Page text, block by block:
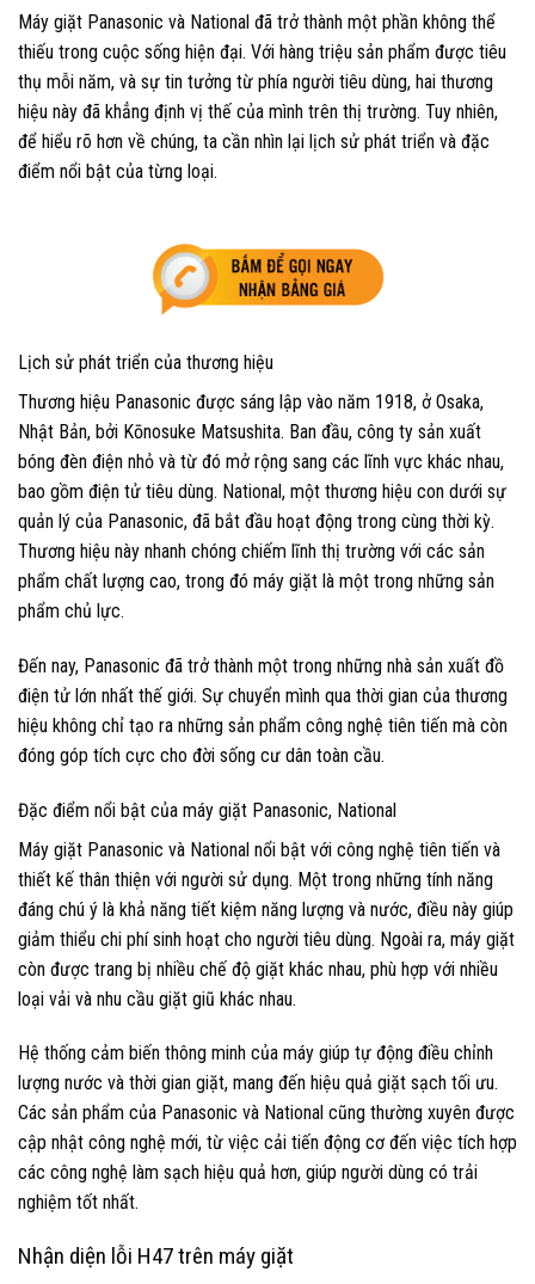
Máy giặt Panasonic và National đã trở thành một phần không thể
thiếu trong cuộc sống hiện đại. Với hàng triệu sản phẩm được tiêu
thụ mỗi năm, và sự tin tưởng từ phía người tiêu dùng, hai thương
hiệu này đã khẳng định vị thế của mình trên thị trường. Tuy nhiên,
để hiểu rõ hơn về chúng, ta cần nhìn lại lịch sử phát triển và đặc
điểm nổi bật của từng loại.
Lịch sử phát triển của thương hiệu
Thương hiệu Panasonic được sáng lập vào năm 1918, ở Osaka,
Nhật Bản, bởi Kōnosuke Matsushita. Ban đầu, công ty sản xuất
bóng đèn điện nhỏ và từ đó mở rộng sang các lĩnh vực khác nhau,
bao gồm điện tử tiêu dùng. National, một thương hiệu con dưới sự
quản lý của Panasonic, đã bắt đầu hoạt động trong cùng thời kỳ.
Thương hiệu này nhanh chóng chiếm lĩnh thị trường với các sản
phẩm chất lượng cao, trong đó máy giặt là một trong những sản
phẩm chủ lực.
Đến nay, Panasonic đã trở thành một trong những nhà sản xuất đồ
điện tử lớn nhất thế giới. Sự chuyển mình qua thời gian của thương
hiệu không chỉ tạo ra những sản phẩm công nghệ tiên tiến mà còn
đóng góp tích cực cho đời sống cư dân toàn cầu.
Đặc điểm nổi bật của máy giặt Panasonic, National
Máy giặt Panasonic và National nổi bật với công nghệ tiên tiến và
thiết kế thân thiện với người sử dụng. Một trong những tính năng
đáng chú ý là khả năng tiết kiệm năng lượng và nước, điều này giúp
giảm thiểu chi phí sinh hoạt cho người tiêu dùng. Ngoài ra, máy giặt
còn được trang bị nhiều chế độ giặt khác nhau, phù hợp với nhiều
loại vải và nhu cầu giặt giũ khác nhau.
Hệ thống cảm biến thông minh của máy giúp tự động điều chỉnh
lượng nước và thời gian giặt, mang đến hiệu quả giặt sạch tối ưu.
Các sản phẩm của Panasonic và National cũng thường xuyên được
cập nhật công nghệ mới, từ việc cải tiến động cơ đến việc tích hợp
các công nghệ làm sạch hiệu quả hơn, giúp người dùng có trải
nghiệm tốt nhất.
Nhận diện lỗi H47 trên máy giặt